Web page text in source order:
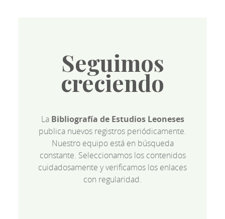
Seguimos
creciendo
La Bibliografía de Estudios Leoneses
publica nuevos registros periódicamente.
Nuestro equipo está en búsqueda
constante. Seleccionamos los contenidos
cuidadosamente y verificamos los enlaces
con regularidad.